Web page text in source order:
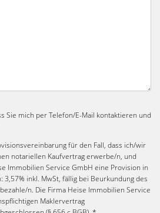
Sie mich per Telefon/E-Mail kontaktieren und
für den Fall, dass ich/wir
notariellen Kaufvertrag erwerbe/n, und
Immobilien Service GmbH eine Provision in
3,57% inkl. MwSt, fällig bei Beurkundung des
n. Die Firma Heise Immobilien Service
Maklervertrag